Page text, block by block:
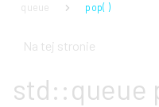
queue
pop( )
Na tej stronie
std::queue